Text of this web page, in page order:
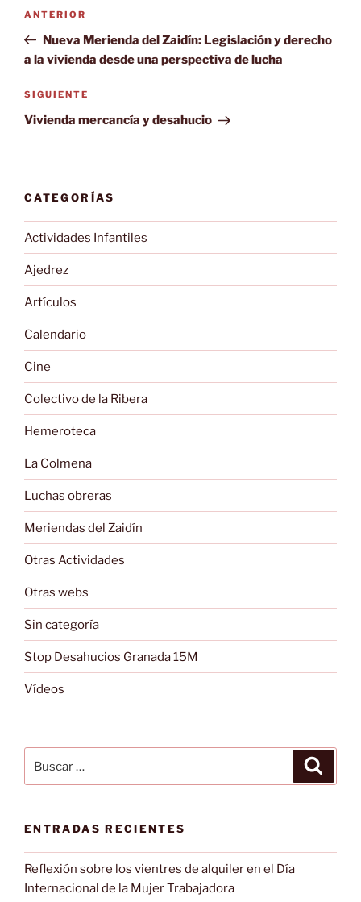
entradas
Entrada
anterior:
ANTERIOR
Nueva Merienda del Zaidín: Legislación y derecho
a la vivienda desde una perspectiva de lucha
Siguiente
entrada
SIGUIENTE
Vivienda mercancía y desahucio
CATEGORÍAS
Actividades Infantiles
Ajedrez
Artículos
Calendario
Cine
Colectivo de la Ribera
Hemeroteca
La Colmena
Luchas obreras
Meriendas del Zaidín
Otras Actividades
Otras webs
Sin categoría
Stop Desahucios Granada 15M
Vídeos
por:
ENTRADAS RECIENTES
Reflexión sobre los vientres de alquiler en el Día
Internacional de la Mujer Trabajadora